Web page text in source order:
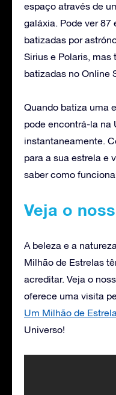
espaço através de
galáxia. Pode ver 87
batizadas por
Sirius e Polaris, mas
batizadas no Online
Quando batiza uma
pode encontrá-la na
instantaneamente.
para a sua estrela e
saber como
Veja o
A beleza e a
Milhão de Estrelas
acreditar. Veja o
oferece uma visita
Um Milhão de
Universo!